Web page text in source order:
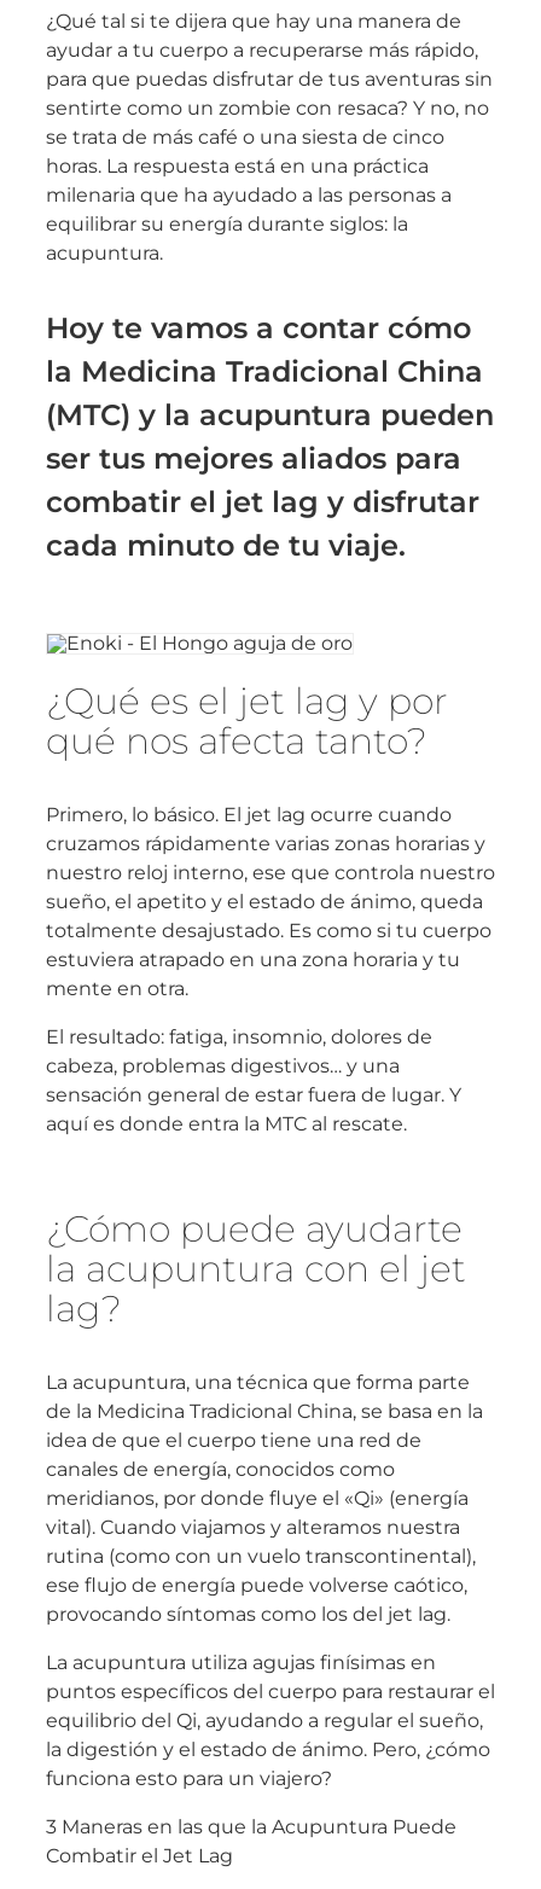
¿Qué tal si te dijera que hay una manera de
ayudar a tu cuerpo a recuperarse más rápido,
para que puedas disfrutar de tus aventuras sin
sentirte como un zombie con resaca? Y no, no
se trata de más café o una siesta de cinco
horas. La respuesta está en una práctica
milenaria que ha ayudado a las personas a
equilibrar su energía durante siglos: la
acupuntura.
Hoy te vamos a contar cómo
la Medicina Tradicional China
(MTC) y la acupuntura pueden
ser tus mejores aliados para
combatir el jet lag y disfrutar
cada minuto de tu viaje.
¿Qué es el jet lag y por
qué nos afecta tanto?
Primero, lo básico. El jet lag ocurre cuando
cruzamos rápidamente varias zonas horarias y
nuestro reloj interno, ese que controla nuestro
sueño, el apetito y el estado de ánimo, queda
totalmente desajustado. Es como si tu cuerpo
estuviera atrapado en una zona horaria y tu
mente en otra.
El resultado: fatiga, insomnio, dolores de
cabeza, problemas digestivos… y una
sensación general de estar fuera de lugar. Y
aquí es donde entra la MTC al rescate.
¿Cómo puede ayudarte
la acupuntura con el jet
lag?
La acupuntura, una técnica que forma parte
de la Medicina Tradicional China, se basa en la
idea de que el cuerpo tiene una red de
canales de energía, conocidos como
meridianos, por donde fluye el «Qi» (energía
vital). Cuando viajamos y alteramos nuestra
rutina (como con un vuelo transcontinental),
ese flujo de energía puede volverse caótico,
provocando síntomas como los del jet lag.
La acupuntura utiliza agujas finísimas en
puntos específicos del cuerpo para restaurar el
equilibrio del Qi, ayudando a regular el sueño,
la digestión y el estado de ánimo. Pero, ¿cómo
funciona esto para un viajero?
3 Maneras en las que la Acupuntura Puede
Combatir el Jet Lag